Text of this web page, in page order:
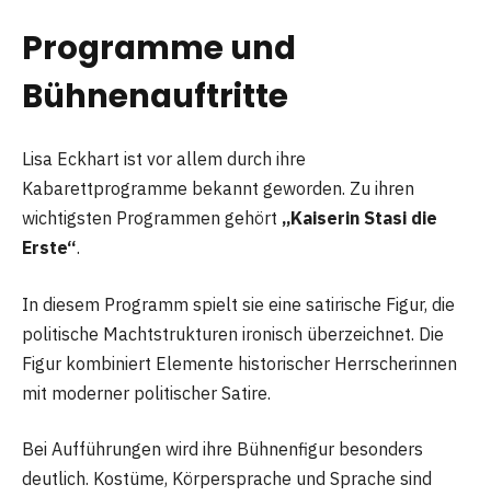
Programme und
Bühnenauftritte
Lisa Eckhart ist vor allem durch ihre
Kabarettprogramme bekannt geworden. Zu ihren
wichtigsten Programmen gehört „Kaiserin Stasi die
Erste“.
In diesem Programm spielt sie eine satirische Figur, die
politische Machtstrukturen ironisch überzeichnet. Die
Figur kombiniert Elemente historischer Herrscherinnen
mit moderner politischer Satire.
Bei Aufführungen wird ihre Bühnenfigur besonders
deutlich. Kostüme, Körpersprache und Sprache sind